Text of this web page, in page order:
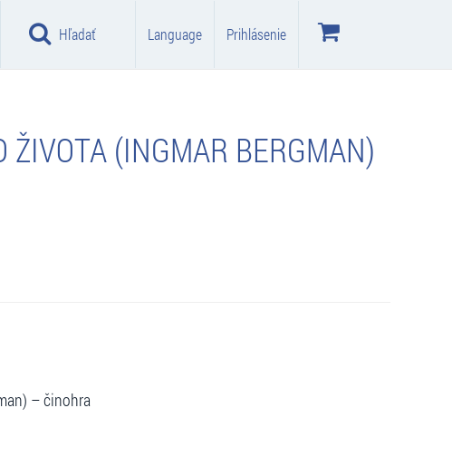
Hľadať Language Prihlásenie
ŽIVOTA (INGMAR BERGMAN)
– činohra